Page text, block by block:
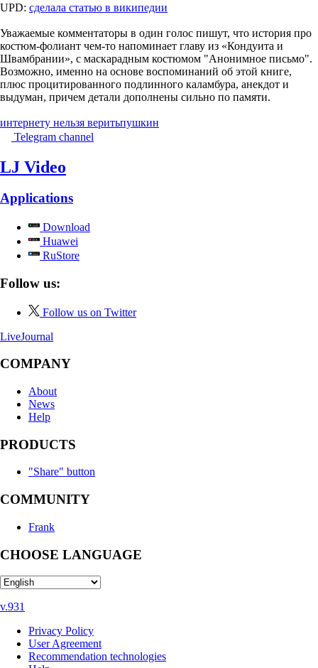
UPD: сделала статью в википедии
Уважаемые комментаторы в один голос пишут, что история про
костюм-фолиант чем-то напоминает главу из «Кондуита и
Швамбрании», с маскарадным костюмом "Анонимное письмо".
Возможно, именно на основе воспоминаний об этой книге,
плюс процитированного подлинного каламбура, анекдот и
выдуман, причем детали дополнены сильно по памяти.
интернету нельзя веритьпушкин
Telegram channel
LJ Video
Applications
Download
Huawei
RuStore
Follow us:
Follow us on Twitter
LiveJournal
COMPANY
About
News
Help
PRODUCTS
"Share" button
COMMUNITY
Frank
CHOOSE LANGUAGE
v.931
Privacy Policy
User Agreement
Recommendation technologies